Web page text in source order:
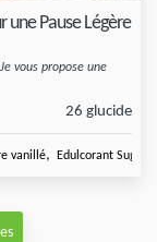
Pause Légère
vous propose une
26 glucide
vanillé, Edulcorant Sugarly